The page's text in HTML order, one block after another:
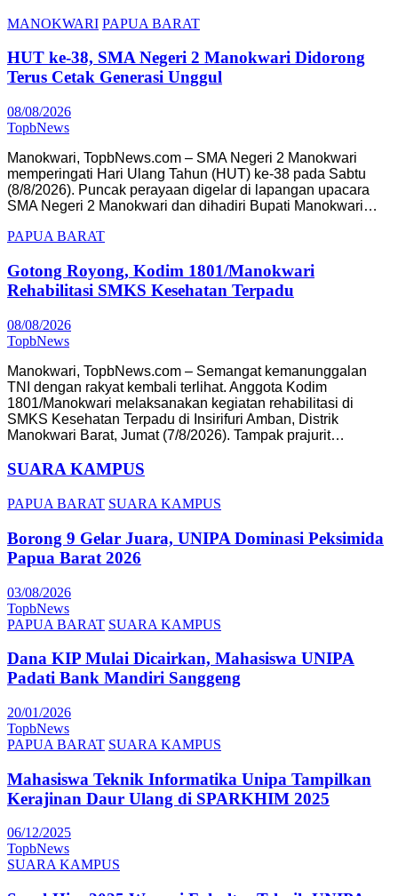
MANOKWARI PAPUA BARAT
HUT ke-38, SMA Negeri 2 Manokwari Didorong
Terus Cetak Generasi Unggul
08/08/2026
TopbNews
Manokwari, TopbNews.com – SMA Negeri 2 Manokwari
memperingati Hari Ulang Tahun (HUT) ke-38 pada Sabtu
(8/8/2026). Puncak perayaan digelar di lapangan upacara
SMA Negeri 2 Manokwari dan dihadiri Bupati Manokwari…
PAPUA BARAT
Gotong Royong, Kodim 1801/Manokwari
Rehabilitasi SMKS Kesehatan Terpadu
08/08/2026
TopbNews
Manokwari, TopbNews.com – Semangat kemanunggalan
TNI dengan rakyat kembali terlihat. Anggota Kodim
1801/Manokwari melaksanakan kegiatan rehabilitasi di
SMKS Kesehatan Terpadu di Insirifuri Amban, Distrik
Manokwari Barat, Jumat (7/8/2026). Tampak prajurit…
SUARA KAMPUS
PAPUA BARAT SUARA KAMPUS
Borong 9 Gelar Juara, UNIPA Dominasi Peksimida
Papua Barat 2026
03/08/2026
TopbNews
PAPUA BARAT SUARA KAMPUS
Dana KIP Mulai Dicairkan, Mahasiswa UNIPA
Padati Bank Mandiri Sanggeng
20/01/2026
TopbNews
PAPUA BARAT SUARA KAMPUS
Mahasiswa Teknik Informatika Unipa Tampilkan
Kerajinan Daur Ulang di SPARKHIM 2025
06/12/2025
TopbNews
SUARA KAMPUS